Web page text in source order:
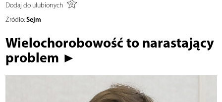
Dodaj do ulubionych
Źródło: Sejm
Wielochorobowość to narastający
problem ►